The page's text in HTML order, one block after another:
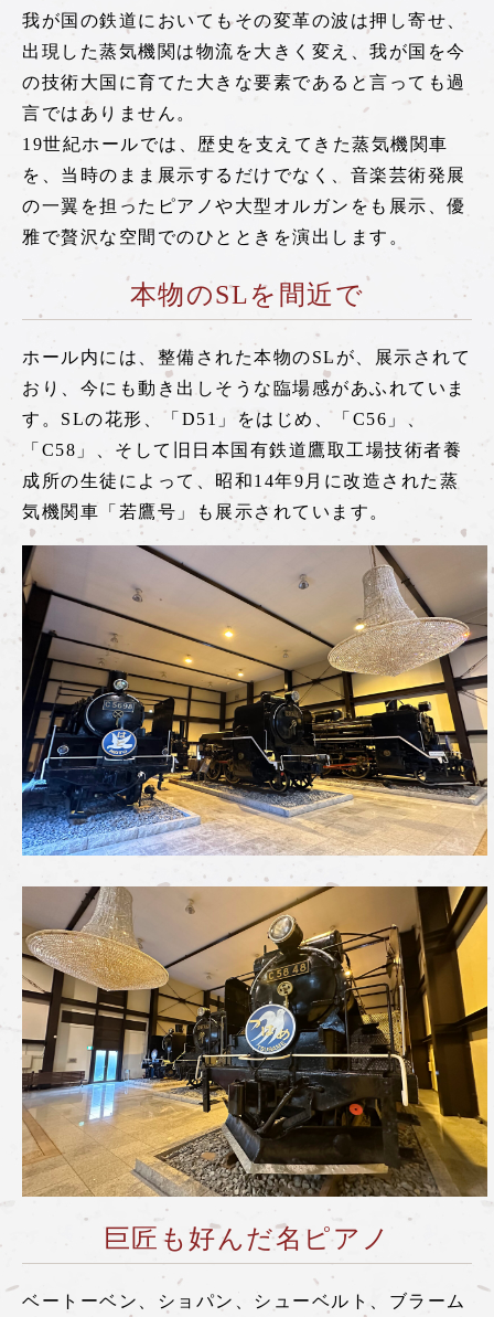
周辺観光スポット一覧
嵯峨エリア
嵐山エリア
保津峡エリア
亀岡エリア
チケット予約はこちら
我が国の鉄道においてもその変革の波は押し寄せ、
出現した蒸気機関は物流を大きく変え、我が国を今
の技術大国に育てた大きな要素であると言っても過
言ではありません。
19世紀ホールでは、歴史を支えてきた蒸気機関車
を、当時のまま展示するだけでなく、音楽芸術発展
の一翼を担ったピアノや大型オルガンをも展示、優
雅で贅沢な空間でのひとときを演出します。
本物のSLを間近で
ホール内には、整備された本物のSLが、展示されて
おり、今にも動き出しそうな臨場感があふれていま
す。SLの花形、「D51」をはじめ、「C56」、
「C58」、そして旧日本国有鉄道鷹取工場技術者養
成所の生徒によって、昭和14年9月に改造された蒸
気機関車「若鷹号」も展示されています。
巨匠も好んだ名ピアノ
ベートーベン、ショパン、シューベルト、ブラーム